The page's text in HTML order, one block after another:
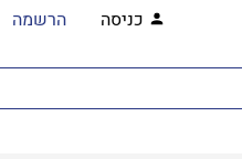
כניסה הרשמה